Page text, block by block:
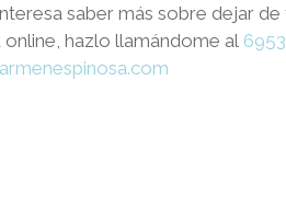
saber más sobre dejar
online, hazlo llamándome al